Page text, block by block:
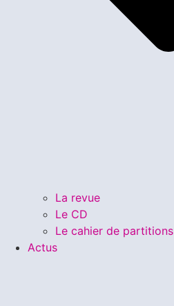
La revue
Le CD
Le cahier de partitions
Actus